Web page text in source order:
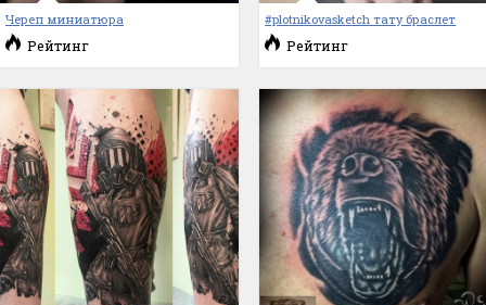
Череп миниатюра
Рейтинг
#plotnikovasketch тату браслет
Рейтинг